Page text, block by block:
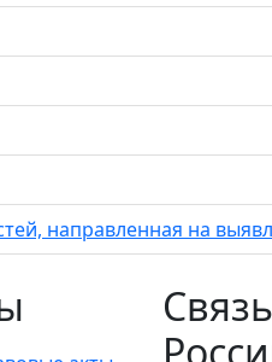
направленная на